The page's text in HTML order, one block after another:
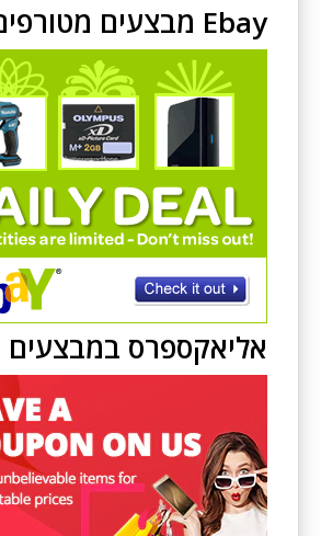
Ebay מבצעים מטורפים
אליאקספרס במבצעים